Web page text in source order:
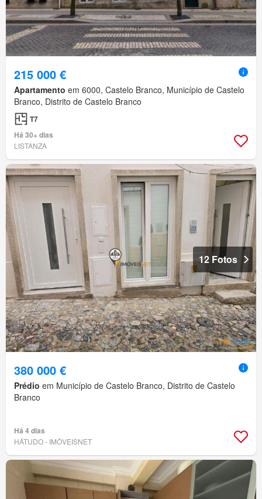
215 000 €
Apartamento em 6000, Castelo Branco, Município de Castelo
Branco, Distrito de Castelo Branco
T7
Há 30+ dias
LISTANZA
12 Fotos
380 000 €
Prédio em Município de Castelo Branco, Distrito de Castelo
Branco
Há 4 dias
HÁTUDO - IMÓVEISNET